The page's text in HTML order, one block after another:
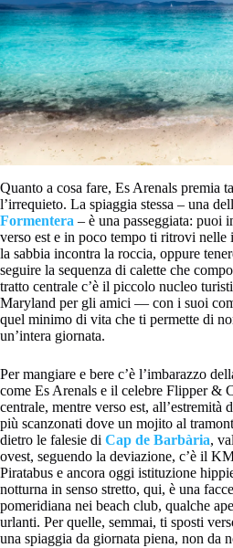
Quanto a cosa fare, Es Arenals premia
l’irrequieto. La spiaggia stessa – una
Formentera – è una passeggiata: puoi
verso est e in poco tempo ti ritrovi nelle
la sabbia incontra la roccia, oppure
seguire la sequenza di calette che
tratto centrale c’è il piccolo nucleo
Maryland per gli amici — con i suoi
quel minimo di vita che ti permette di
un’intera giornata.
Per mangiare e bere c’è l’imbarazzo
come Es Arenals e il celebre Flipper &
centrale, mentre verso est,
più scanzonati dove un mojito al
dietro le falesie di Cap de Barbària,
ovest, seguendo la deviazione, c’è il
Piratabus e ancora oggi istituzione
notturna in senso stretto, qui, è una
pomeridiana nei beach club, qualche
urlanti. Per quelle, semmai, ti sposti
una spiaggia da giornata piena, non da